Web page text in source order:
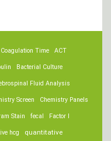
ACT
Time
Bacterial Culture
Fluid Analysis
Chemistry Panels
Screen
Factor I
fecal
Stain
quantitative
hcg